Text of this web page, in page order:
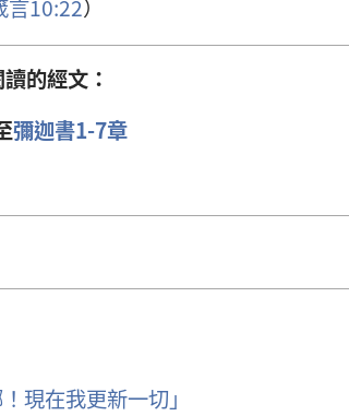
言10:22）
讀的經文 ：
彌迦書1-7章
！現在我更新一切」